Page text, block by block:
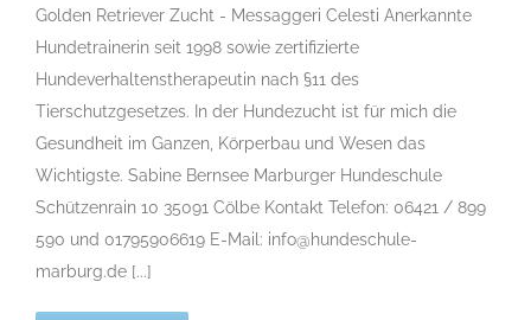
Golden Retriever Zucht – Messaggeri Celesti
G Gruppe 8-Sektion 1-Golden Retriever Landesgruppe
Retriever Rassehunde von A bis Z
Golden Retriever Zucht - Messaggeri Celesti Anerkannte
Hundetrainerin seit 1998 sowie zertifizierte
Hundeverhaltenstherapeutin nach §11 des
Tierschutzgesetzes. In der Hundezucht ist für mich die
Gesundheit im Ganzen, Körperbau und Wesen das
Wichtigste. Sabine Bernsee Marburger Hundeschule
Schützenrain 10 35091 Cölbe Kontakt Telefon: 06421 / 899
590 und 01795906619 E-Mail: info@hundeschule-
marburg.de [...]